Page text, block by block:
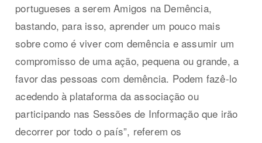
portugueses a serem Amigos na Demência,
bastando, para isso, aprender um pouco mais
sobre como é viver com demência e assumir um
compromisso de uma ação, pequena ou grande, a
favor das pessoas com demência. Podem fazê-lo
acedendo à plataforma da associação ou
participando nas Sessões de Informação que irão
decorrer por todo o país”, referem os